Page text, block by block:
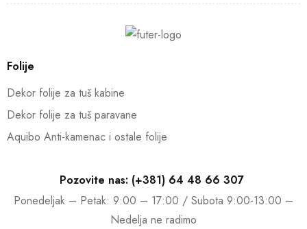
Folije
Dekor folije za tuš kabine
Dekor folije za tuš paravane
Aquibo Anti-kamenac i ostale folije
Pozovite nas: (+381) 64 48 66 307
Ponedeljak – Petak: 9:00 – 17:00 / Subota 9:00-13:00 –
Nedelja ne radimo